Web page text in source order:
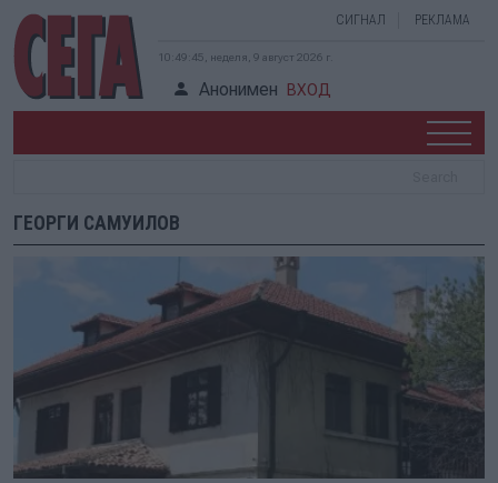
СИГНАЛ РЕКЛАМА
10:49:46, неделя, 9 август 2026 г.
Анонимен ВХОД
ГЕОРГИ САМУИЛОВ